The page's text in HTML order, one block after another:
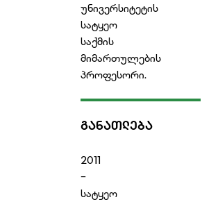
უნივერსიტეტის
სატყეო
საქმის
მიმართულების
პროფესორი.
ᲒᲐᲜᲐᲗᲚᲔᲑᲐ
2011
-
სატყეო